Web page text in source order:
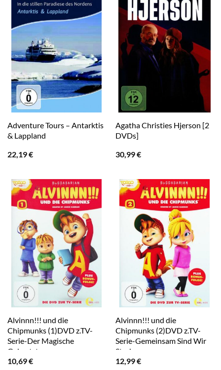
Adventure Tours – Antarktis
& Lappland
22,19€
Agatha Christies Hjerson [2
DVDs]
30,99€
Alvinnn!!! und die
Chipmunks (1)DVD z.TV-
Serie-Der Magische
Geburtstag
10,69€
Alvinnn!!! und die
Chipmunks (2)DVD z.TV-
Serie-Gemeinsam Sind Wir
Stark
12,99€